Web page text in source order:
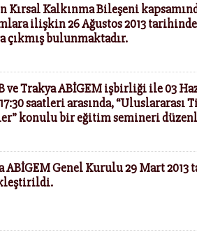
Kırsal Kalkınma Bileşeni
ilişkin 26 Ağustos 2013
çıkmış bulunmaktadır.
ve Trakya ABİGEM işbirliği ile 03
saatleri arasında, “Uluslararası
konulu bir eğitim semineri
ABİGEM Genel Kurulu 29 Mart 2013